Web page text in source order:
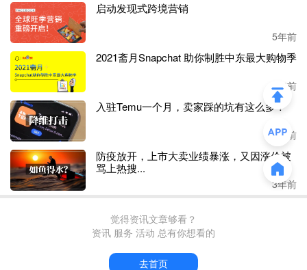
启动发现式跨境营销
5年前
2021斋月Snapchat 助你制胜中东最大购物季
5年前
入驻Temu一个月，卖家踩的坑有这么多？
3年前
防疫放开，上市大卖业绩暴涨，又因涨价被
骂上热搜...
3年前
觉得资讯文章够看？
资讯 服务 活动 总有你想看的
去首页